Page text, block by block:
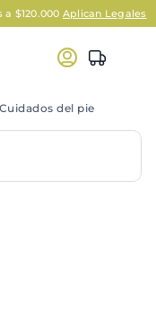
$120.000Aplican Legales
Cuidados del pie